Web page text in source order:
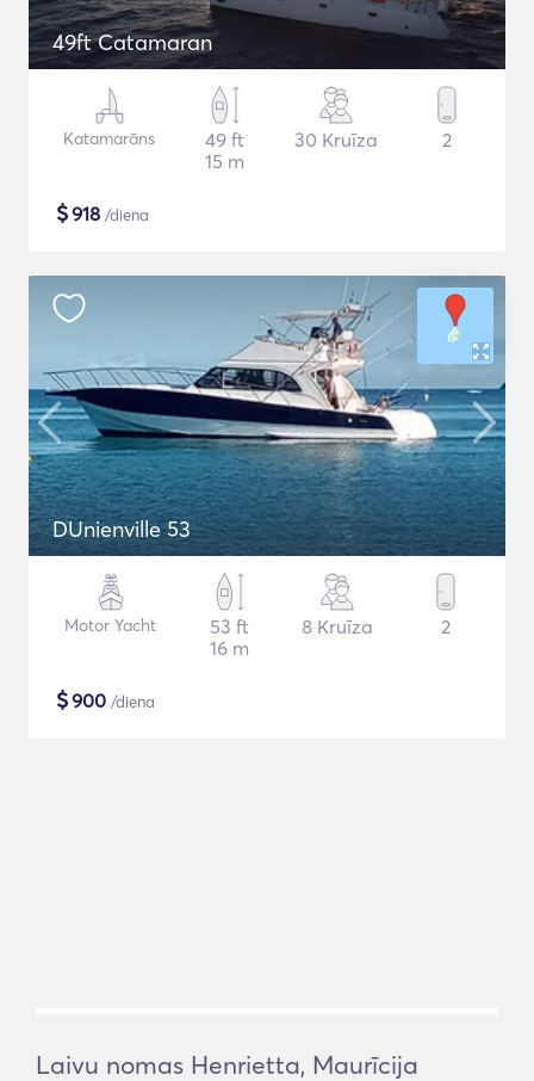
49ft Catamaran
Katamarāns
49 ft
15 m
30 Kruīza 2
$918 /diena
DUnienville 53
Motor Yacht
53 ft
16 m
8 Kruīza 2
$900 /diena
Laivu nomas Henrietta, Maurīcija